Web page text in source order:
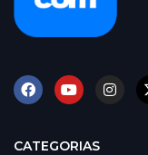
CATEGORIAS